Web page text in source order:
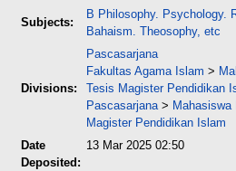
Subjects:
B Philosophy. Psychology.
Bahaism. Theosophy, etc
Divisions:
Pascasarjana
Fakultas Agama Islam >
Tesis Magister Pendidikan
Pascasarjana> Mahasiswa
Magister Pendidikan Islam
Date
Deposited:
13 Mar 2025 02:50